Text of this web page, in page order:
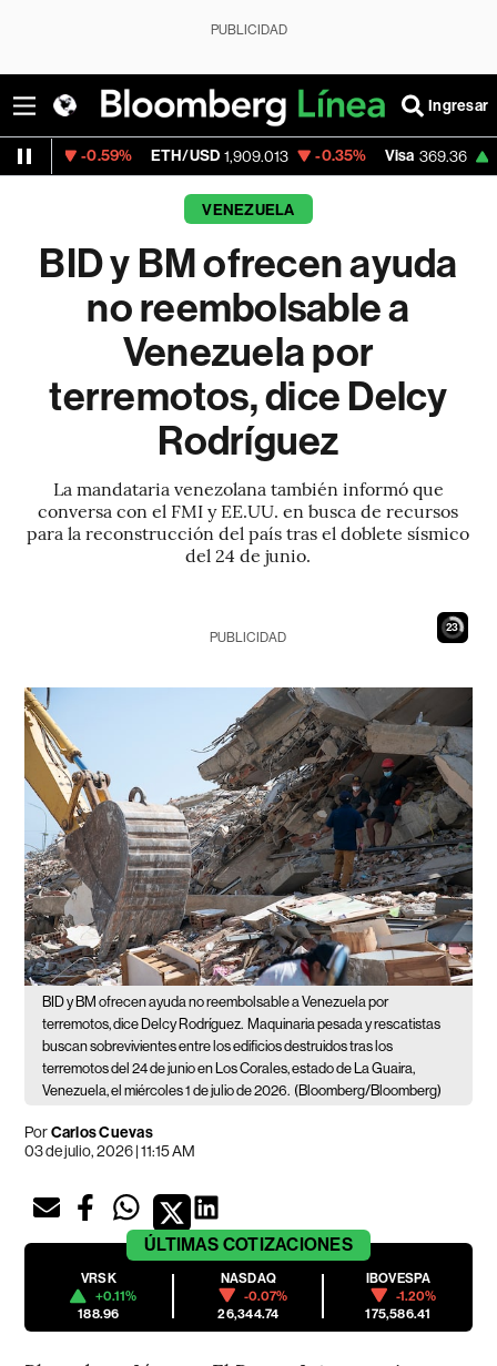
PUBLICIDAD
Ingresar
ETH/USD 1,909.013 -0.35% Visa 369.36 +0.22%
VENEZUELA
BID y BM ofrecen ayuda
no reembolsable a
Venezuela por
terremotos, dice Delcy
Rodríguez
La mandataria venezolana también informó que
conversa con el FMI y EE.UU. en busca de recursos
para la reconstrucción del país tras el doblete sísmico
del 24 de junio.
22
PUBLICIDAD
BID y BM ofrecen ayuda no reembolsable a Venezuela por
terremotos, dice Delcy Rodríguez. Maquinaria pesada y rescatistas
buscan sobrevivientes entre los edificios destruidos tras los
terremotos del 24 de junio en Los Corales, estado de La Guaira,
Venezuela, el miércoles 1 de julio de 2026. (Bloomberg/Bloomberg)
PorCarlos Cuevas
03 de julio, 2026 | 11:15 AM
ÚLTIMAS COTIZACIONES
VRSK
+0.11%
188.96
NASDAQ
-0.07%
26,344.74
IBOVESPA
-1.20%
175,586.41